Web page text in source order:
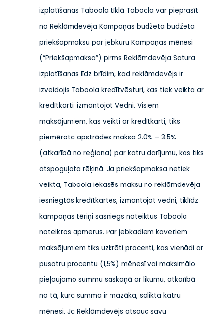
izplatīšanas Taboola tīklā Taboola var pieprasīt
no Reklāmdevēja Kampaņas budžeta budžeta
priekšapmaksu par jebkuru Kampaņas mēnesi
(“Priekšapmaksa”) pirms Reklāmdevēja Satura
izplatīšanas līdz brīdim, kad reklāmdevējs ir
izveidojis Taboola kredītvēsturi, kas tiek veikta ar
kredītkarti, izmantojot Vedni. Visiem
maksājumiem, kas veikti ar kredītkarti, tiks
piemērota apstrādes maksa 2.0% – 3.5%
(atkarībā no reģiona) par katru darījumu, kas tiks
atspoguļota rēķinā. Ja priekšapmaksa netiek
veikta, Taboola iekasēs maksu no reklāmdevēja
iesniegtās kredītkartes, izmantojot vedni, tiklīdz
kampaņas tēriņi sasniegs noteiktus Taboola
noteiktos apmērus. Par jebkādiem kavētiem
maksājumiem tiks uzkrāti procenti, kas vienādi ar
pusotru procentu (1,5%) mēnesī vai maksimālo
pieļaujamo summu saskaņā ar likumu, atkarībā
no tā, kura summa ir mazāka, salikta katru
mēnesi. Ja Reklāmdevējs atsauc savu